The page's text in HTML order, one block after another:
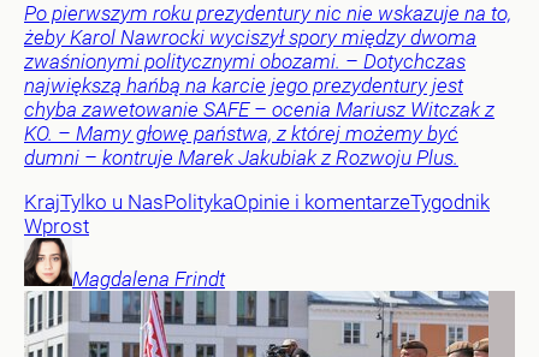
Po pierwszym roku prezydentury nic nie wskazuje na to,
żeby Karol Nawrocki wyciszył spory między dwoma
zwaśnionymi politycznymi obozami. – Dotychczas
największą hańbą na karcie jego prezydentury jest
chyba zawetowanie SAFE – ocenia Mariusz Witczak z
KO. – Mamy głowę państwa, z której możemy być
dumni – kontruje Marek Jakubiak z Rozwoju Plus.
KrajTylko u NasPolitykaOpinie i komentarzeTygodnik
Wprost
Magdalena Frindt